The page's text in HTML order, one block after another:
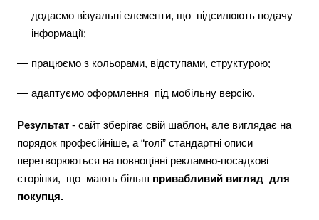
додаємо візуальні елементи, що підсилюють подачу
інформації;
працюємо з кольорами, відступами, структурою;
адаптуємо оформлення під мобільну версію.
Результат - сайт зберігає свій шаблон, але виглядає на
порядок професійніше, а “голі” стандартні описи
перетворюються на повноцінні рекламно-посадкові
сторінки, що мають більш привабливий вигляд для
покупця.